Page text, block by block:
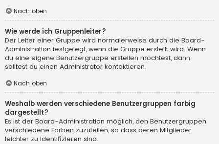
Nach oben
Wie werde ich Gruppenleiter?
Der Leiter einer Gruppe wird normalerweise durch die Board-
Administration festgelegt, wenn die Gruppe erstellt wird. Wenn
du eine eigene Benutzergruppe erstellen möchtest, dann
solltest du einen Administrator kontaktieren.
Nach oben
Weshalb werden verschiedene Benutzergruppen farbig
dargestellt?
Es ist der Board-Administration möglich, den Benutzergruppen
verschiedene Farben zuzuteilen, so dass deren Mitglieder
leichter zu identifizieren sind.